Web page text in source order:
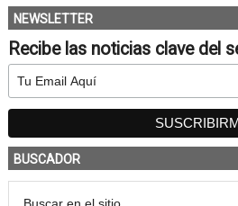
NEWSLETTER
Recibe las noticias clave del
BUSCADOR